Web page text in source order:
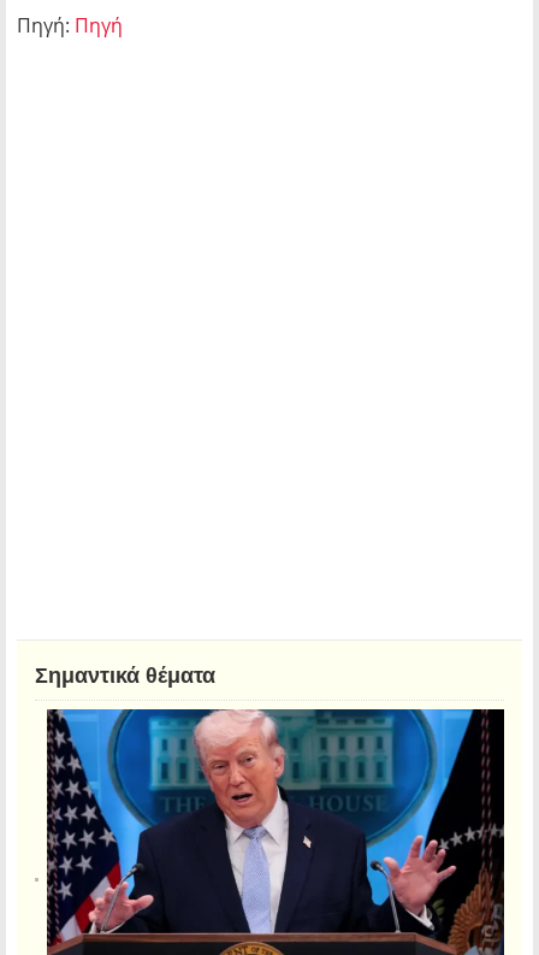
Πηγή: Πηγή
Σημαντικά θέματα